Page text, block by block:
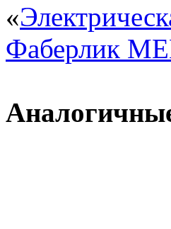
«
Фаберлик